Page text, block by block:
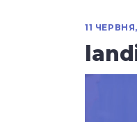
11